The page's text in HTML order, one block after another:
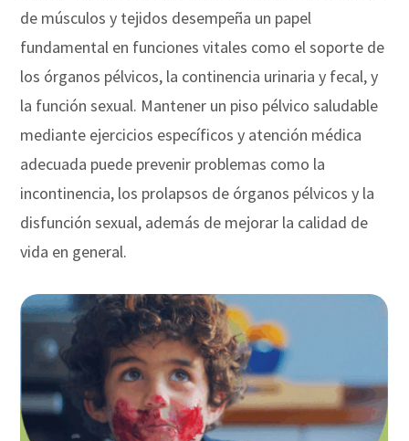
de músculos y tejidos desempeña un papel
fundamental en funciones vitales como el soporte de
los órganos pélvicos, la continencia urinaria y fecal, y
la función sexual. Mantener un piso pélvico saludable
mediante ejercicios específicos y atención médica
adecuada puede prevenir problemas como la
incontinencia, los prolapsos de órganos pélvicos y la
disfunción sexual, además de mejorar la calidad de
vida en general.